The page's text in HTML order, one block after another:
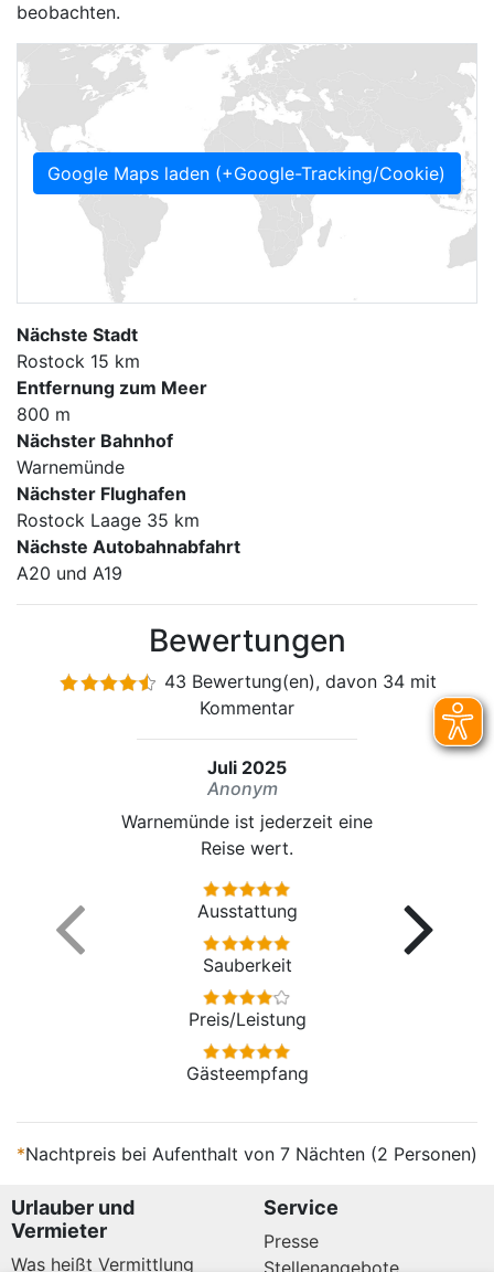
beobachten.
Google Maps laden (+Google-Tracking/Cookie)
Nächste Stadt
Rostock 15 km
Entfernung zum Meer
800 m
Nächster Bahnhof
Warnemünde
Nächster Flughafen
Rostock Laage 35 km
Nächste Autobahnabfahrt
A20 und A19
Bewertungen
43 Bewertung(en), davon 34 mit
Kommentar
Juli 2025
Anonym
Warnemünde ist jederzeit eine
Reise wert.
Ausstattung
Sauberkeit
Preis/Leistung
Gästeempfang
*Nachtpreis bei Aufenthalt von 7 Nächten (2 Personen)
Urlauber und
Vermieter
Was heißt Vermittlung
Service
Presse
Stellenangebote